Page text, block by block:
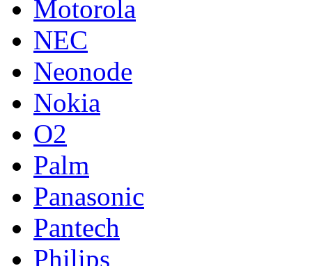
Motorola
NEC
Neonode
Nokia
O2
Palm
Panasonic
Pantech
Philips